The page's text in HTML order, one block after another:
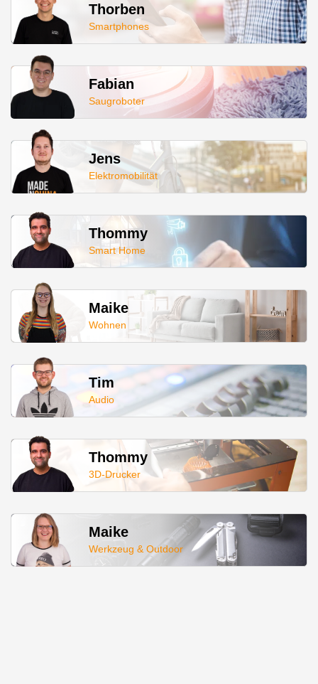
Thorben
Smartphones
Fabian
Saugroboter
Jens
Elektromobilität
Thommy
Smart Home
Maike
Wohnen
Tim
Audio
Thommy
3D-Drucker
Maike
Werkzeug & Outdoor